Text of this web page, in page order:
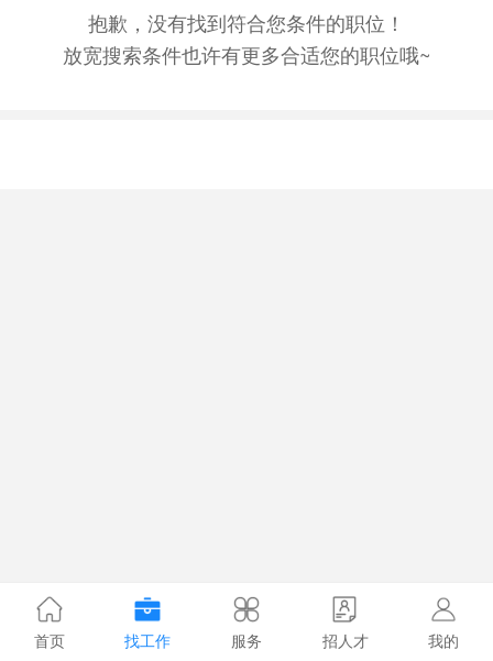
抱歉，没有找到符合您条件的职位！
放宽搜索条件也许有更多合适您的职位哦~
首页 找工作 服务 招人才 我的